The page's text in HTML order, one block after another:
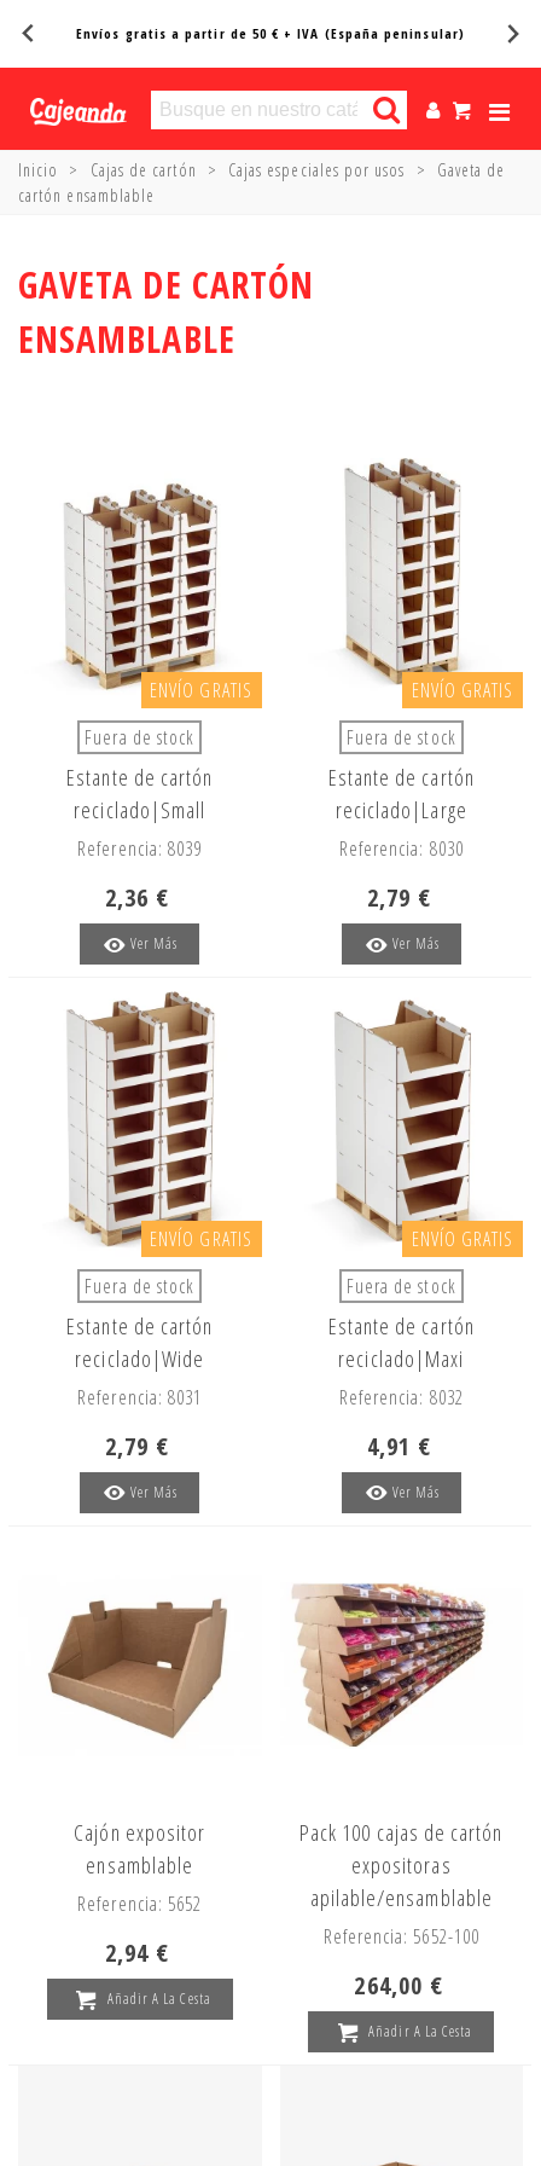
Entregas en 24/48h*
Inicio > Cajas de cartón > Cajas especiales por usos >
Gaveta de
cartón ensamblable
GAVETA DE CARTÓN
ENSAMBLABLE
ENVÍO GRATIS
Fuera de stock
Estante de cartón
reciclado|Small
Referencia: 8039
2,36 €
Ver Más
ENVÍO GRATIS
Fuera de stock
Estante de cartón
reciclado|Large
Referencia: 8030
2,79 €
Ver Más
ENVÍO GRATIS
Fuera de stock
Estante de cartón
reciclado|Wide
Referencia: 8031
2,79 €
Ver Más
ENVÍO GRATIS
Fuera de stock
Estante de cartón
reciclado|Maxi
Referencia: 8032
4,91 €
Ver Más
Cajón expositor
ensamblable
Referencia: 5652
2,94 €
Añadir A La Cesta
Pack 100 cajas de cartón
expositoras
apilable/ensamblable
Referencia: 5652-100
264,00 €
Añadir A La Cesta